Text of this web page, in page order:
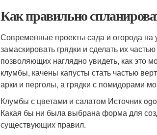
Как правильно
Современные проекты сада и огорода на
замаскировать грядки и сделать их
позволяющих наглядно увидеть, как это
клумбы, качены капусты стать частью
арки и перголы, а грядки с помидорами
Клумбы с цветами и салатом Источник
Какая бы ни была выбрана форма для
существующих правил.